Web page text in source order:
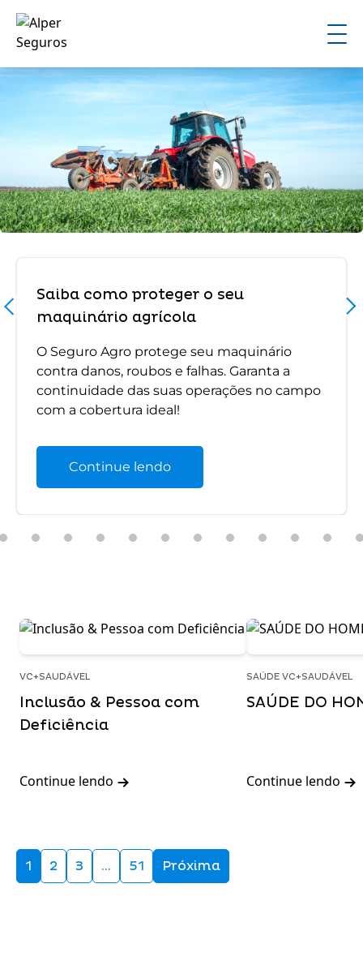
Saiba como proteger o seu
maquinário agrícola
O Seguro Agro protege seu maquinário
contra danos, roubos e falhas. Garanta a
continuidade das suas operações no campo
com a cobertura ideal!
Continue lendo
VC+SAUDÁVEL
Inclusão & Pessoa com
Deficiência
Continue lendo
SAÚDE VC+SAUDÁVEL
SAÚDE DO
Continue lendo
1 2 3 … 51 Próxima